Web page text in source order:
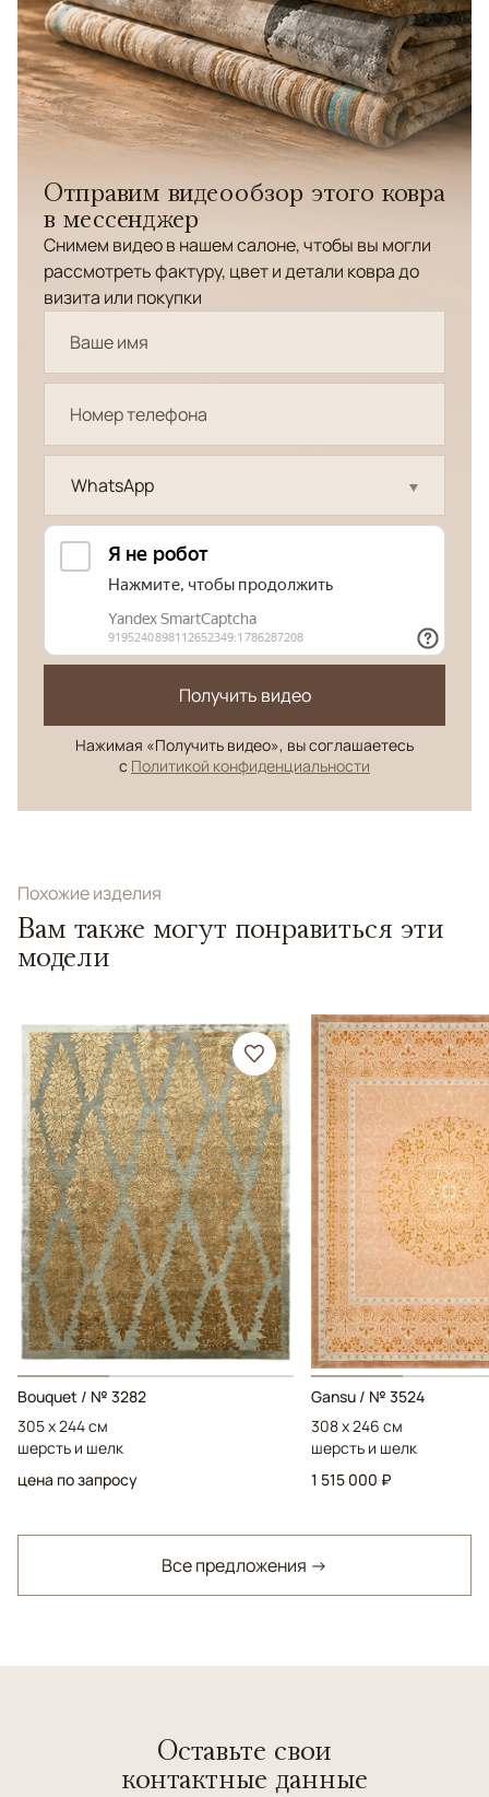
Отправим видеообзор этого ковра
в мессенджер
Снимем видео в нашем салоне, чтобы вы могли
рассмотреть фактуру, цвет и детали ковра до
визита или покупки
WhatsApp
Получить видео
Нажимая «Получить видео», вы соглашаетесь
с Политикой конфиденциальности
Похожие изделия
Вам также могут понравиться эти
модели
Bouquet / № 3282
305 x 244 см
шерсть и шелк
цена по запросу
Gansu / № 3524
308 x 246 см
шерсть и шелк
1 515 000 ₽
Все предложения →
Оставьте свои
контактные данные